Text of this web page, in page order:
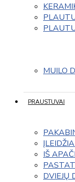
MUILO
PRAUSTUVAI
IŠ
DVIEJŲ